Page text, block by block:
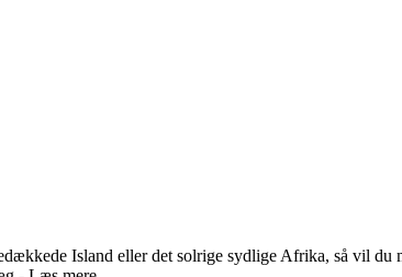
Island eller det solrige sydlige Afrika, så vil